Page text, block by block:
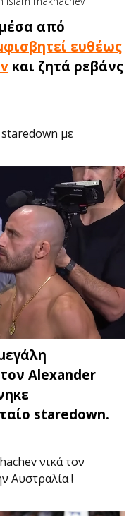
μέσα από
ευθέως
και ζητά ρεβάνς
με
Alexander
staredown.
νικά τον
Αυστραλία !